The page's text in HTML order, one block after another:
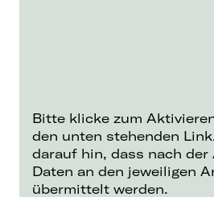
Bitte klicke zum
den unten stehenden
darauf hin, dass nach der
Daten an den jeweiligen
übermittelt werden.